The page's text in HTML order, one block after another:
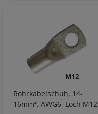
Rohrkabelschuh, 14-
16mm², AWG6, Loch M12